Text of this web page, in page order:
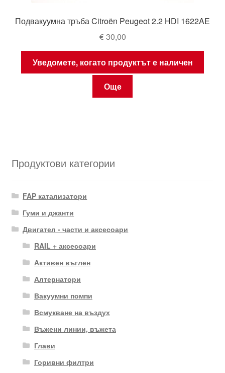
Подвакуумна тръба Citroën Peugeot 2.2 HDI 1622AE
€30,00
Уведомете, когато продуктът е наличен
Още
Продуктови категории
FAP катализатори
Гуми и джанти
Двигател - части и аксесоари
RAIL + аксесоари
Активен въглен
Алтернатори
Вакуумни помпи
Всмукване на въздух
Въжени линии, въжета
Глави
Горивни филтри